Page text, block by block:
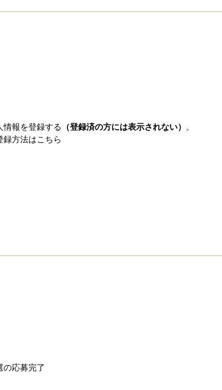
情報を登録する （登録済の方には表示されない） 。
方法はこちら
の応募完了